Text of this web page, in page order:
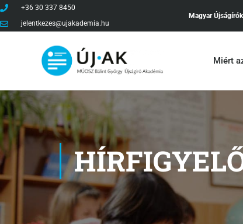
+36 30 337 8450
jelentkezes@ujakademia.hu
Magyar
Miért